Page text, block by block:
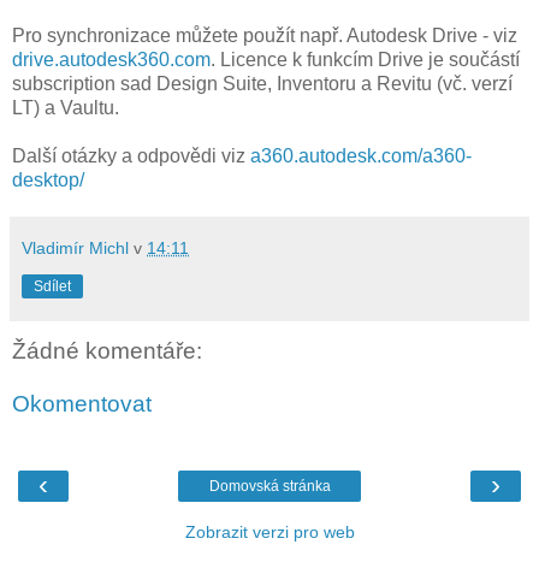
Pro synchronizace můžete použít např. Autodesk Drive - viz
drive.autodesk360.com. Licence k funkcím Drive je součástí
subscription sad Design Suite, Inventoru a Revitu (vč. verzí
LT) a Vaultu.
Další otázky a odpovědi viz a360.autodesk.com/a360-
desktop/
Vladimír Michl v 14:11
Sdílet
Žádné komentáře:
Okomentovat
‹ ›
Domovská stránka
Zobrazit verzi pro web